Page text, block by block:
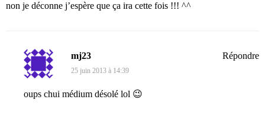
non je déconne j’espère que ça ira cette fois !!! ^^
mj23
25 juin 2013 à 14:39
oups chui médium désolé lol 😉
Répondre